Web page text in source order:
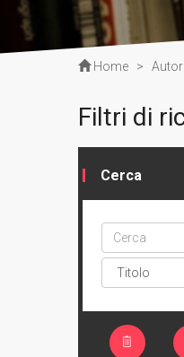
Home > Autori
Filtri di
Cerca
Cerca
ptype